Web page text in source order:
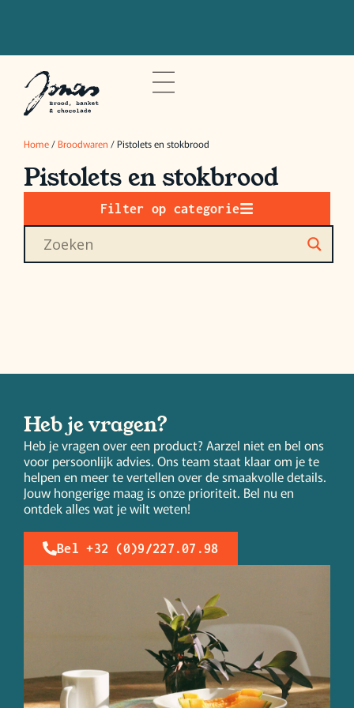
Bestel voor 20u om je bestelling de
volgende dag op te halen
Home/Broodwaren / Pistolets en stokbrood
Pistolets en stokbrood
Filter op categorie
Heb je vragen?
Heb je vragen over een product? Aarzel niet en bel ons
voor persoonlijk advies. Ons team staat klaar om je te
helpen en meer te vertellen over de smaakvolle details.
Jouw hongerige maag is onze prioriteit. Bel nu en
ontdek alles wat je wilt weten!
Bel +32 (0)9/227.07.98